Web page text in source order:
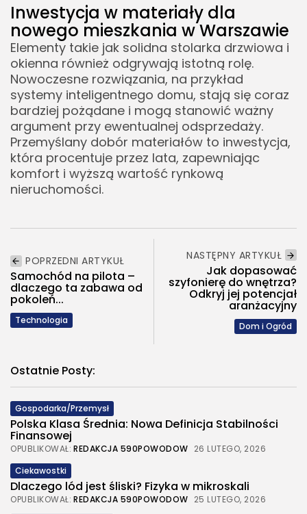
Inwestycja w materiały dla
nowego mieszkania w Warszawie
Elementy takie jak solidna stolarka drzwiowa i
okienna również odgrywają istotną rolę.
Nowoczesne rozwiązania, na przykład
systemy inteligentnego domu, stają się coraz
bardziej pożądane i mogą stanowić ważny
argument przy ewentualnej odsprzedaży.
Przemyślany dobór materiałów to inwestycja,
która procentuje przez lata, zapewniając
komfort i wyższą wartość rynkową
nieruchomości.
POPRZEDNI ARTYKUŁ
Samochód na pilota –
dlaczego ta zabawa od
pokoleń...
Technologia
NASTĘPNY ARTYKUŁ
Jak dopasować
szyfonierę do wnętrza?
Odkryj jej potencjał
aranżacyjny
Dom i Ogród
Ostatnie Posty:
Gospodarka/Przemysł
Polska Klasa Średnia: Nowa Definicja Stabilności
Finansowej
OPUBLIKOWAŁ: REDAKCJA 590POWODOW 26 LUTEGO, 2026
Ciekawostki
Dlaczego lód jest śliski? Fizyka w mikroskali
OPUBLIKOWAŁ: REDAKCJA 590POWODOW 25 LUTEGO, 2026